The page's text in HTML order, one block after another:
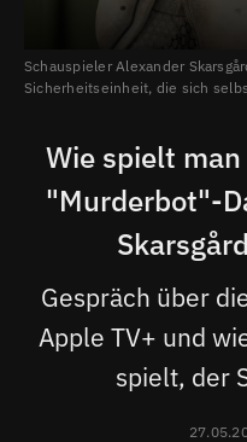
Schauspieler Alexander
Sicherheitseinheit, die sich
Wie spielt
"Murderbot"-
Gespräch über
Apple TV+ und
spielt, der